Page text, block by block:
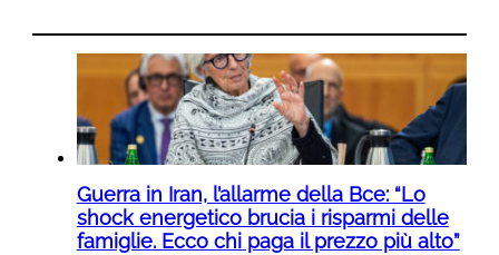
Guerra in Iran, l’allarme della Bce: “Lo
shock energetico brucia i risparmi delle
famiglie. Ecco chi paga il prezzo più alto”